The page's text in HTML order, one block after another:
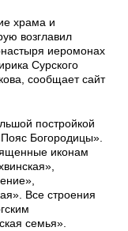
храма и
возглавил
иеромонах
Сурского
сообщает сайт
постройкой
Богородицы».
иконам
Все строения
семья».